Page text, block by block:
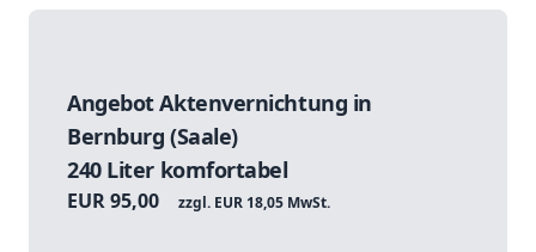
Angebot Aktenvernichtung in
Bernburg (Saale)
240 Liter komfortabel
EUR 95,00 zzgl. EUR 18,05 MwSt.